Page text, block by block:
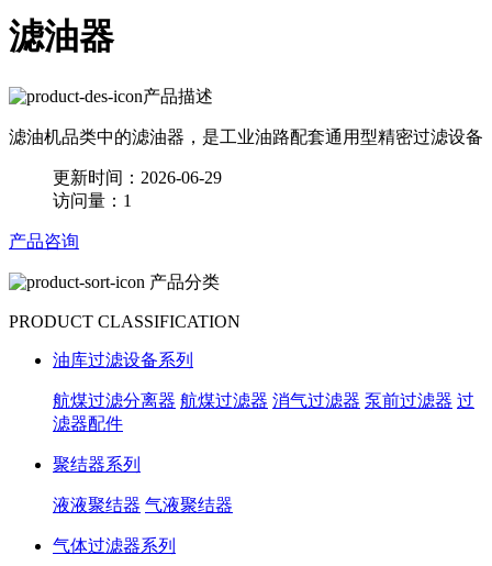
滤油器
产品描述
滤油机品类中的滤油器，是工业油路配套通用型精密过滤设备
更新时间：2026-06-29
访问量：1
产品咨询
产品分类
PRODUCT CLASSIFICATION
油库过滤设备系列
航煤过滤分离器 航煤过滤器 消气过滤器 泵前过滤器 过
滤器配件
聚结器系列
液液聚结器 气液聚结器
气体过滤器系列